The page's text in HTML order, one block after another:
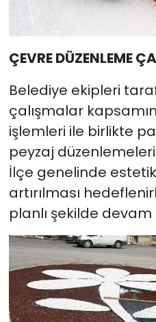
ÇEVRE DÜZENLEME
Belediye ekipleri
çalışmalar
işlemleri ile birlikte
peyzaj düzenlemeleri
İlçe genelinde
artırılması
planlı şekilde